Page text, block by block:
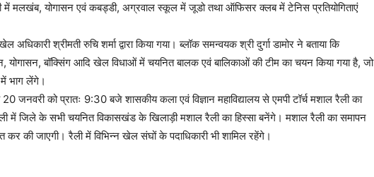
में मलखंब, योगासन एवं कबड्डी, अग्रवाल स्कूल में जूडो तथा ऑफिसर क्लब में टेनिस प्रतियोगिताएं
अधिकारी श्रीमती रुचि शर्मा द्वारा किया गया। ब्लॉक समन्वयक श्री दुर्गा डामोर ने बताया कि
योगासन, बॉक्सिंग आदि खेल विधाओं में चयनित बालक एवं बालिकाओं की टीम का चयन किया गया है, जो
में भाग लेंगे।
जनवरी को प्रातः 9:30 बजे शासकीय कला एवं विज्ञान महाविद्यालय से एमपी टॉर्च मशाल रैली का
में जिले के सभी चयनित विकासखंड के खिलाड़ी मशाल रैली का हिस्सा बनेंगे। मशाल रैली का समापन
की जाएगी। रैली में विभिन्न खेल संघों के पदाधिकारी भी शामिल रहेंगे।